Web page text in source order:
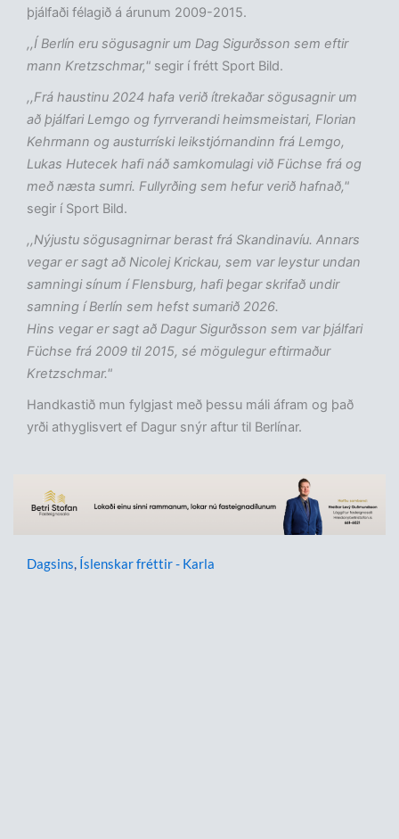
þjálfaði félagið á árunum 2009-2015.
,,Í Berlín eru sögusagnir um Dag Sigurðsson sem eftir
mann Kretzschmar," segir í frétt Sport Bild.
,,Frá haustinu 2024 hafa verið ítrekaðar sögusagnir um
að þjálfari Lemgo og fyrrverandi heimsmeistari, Florian
Kehrmann og austurríski leikstjórnandinn frá Lemgo,
Lukas Hutecek hafi náð samkomulagi við Füchse frá og
með næsta sumri. Fullyrðing sem hefur verið hafnað,"
segir í Sport Bild.
,,Nýjustu sögusagnirnar berast frá Skandinavíu. Annars
vegar er sagt að Nicolej Krickau, sem var leystur undan
samningi sínum í Flensburg, hafi þegar skrifað undir
samning í Berlín sem hefst sumarið 2026.
Hins vegar er sagt að Dagur Sigurðsson sem var þjálfari
Füchse frá 2009 til 2015, sé mögulegur eftirmaður
Kretzschmar."
Handkastið mun fylgjast með þessu máli áfram og það
yrði athyglisvert ef Dagur snýr aftur til Berlínar.
Dagsins, Íslenskar fréttir - Karla